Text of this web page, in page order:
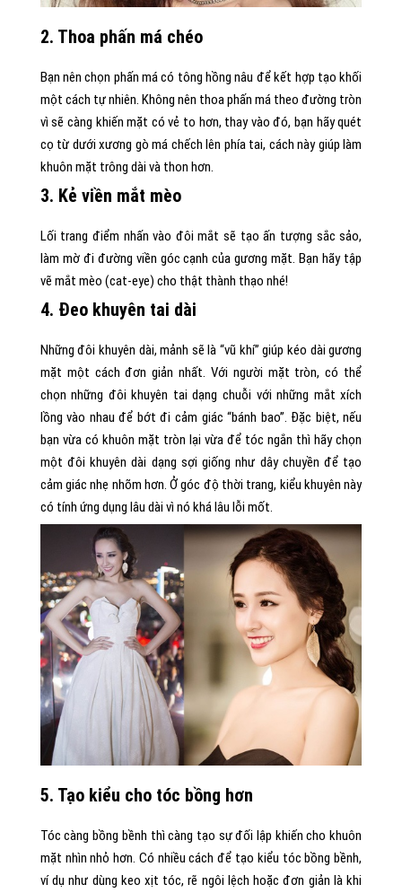
2. Thoa phấn má chéo
Bạn nên chọn phấn má có tông hồng nâu để kết hợp tạo khối
một cách tự nhiên. Không nên thoa phấn má theo đường tròn
vì sẽ càng khiến mặt có vẻ to hơn, thay vào đó, bạn hãy quét
cọ từ dưới xương gò má chếch lên phía tai, cách này giúp làm
khuôn mặt trông dài và thon hơn.
3. Kẻ viền mắt mèo
Lối trang điểm nhấn vào đôi mắt sẽ tạo ấn tượng sắc sảo,
làm mờ đi đường viền góc cạnh của gương mặt. Bạn hãy tập
vẽ mắt mèo (cat-eye) cho thật thành thạo nhé!
4. Đeo khuyên tai dài
Những đôi khuyên dài, mảnh sẽ là “vũ khí” giúp kéo dài gương
mặt một cách đơn giản nhất. Với người mặt tròn, có thể
chọn những đôi khuyên tai dạng chuỗi với những mắt xích
lồng vào nhau để bớt đi cảm giác “bánh bao”. Đặc biệt, nếu
bạn vừa có khuôn mặt tròn lại vừa để tóc ngắn thì hãy chọn
một đôi khuyên dài dạng sợi giống như dây chuyền để tạo
cảm giác nhẹ nhõm hơn. Ở góc độ thời trang, kiểu khuyên này
có tính ứng dụng lâu dài vì nó khá lâu lỗi mốt.
5. Tạo kiểu cho tóc bồng hơn
Tóc càng bồng bềnh thì càng tạo sự đối lập khiến cho khuôn
mặt nhìn nhỏ hơn. Có nhiều cách để tạo kiểu tóc bồng bềnh,
ví dụ như dùng keo xịt tóc, rẽ ngôi lệch hoặc đơn giản là khi